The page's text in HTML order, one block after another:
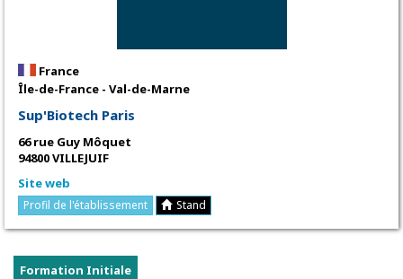
France
Île-de-France - Val-de-Marne
Sup'Biotech Paris
66 rue Guy Môquet
94800 VILLEJUIF
Site web
Profil de l'établissement Stand
Formation Initiale